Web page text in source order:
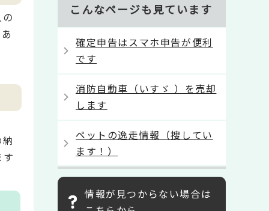
こんなページも見ています
確定申告はスマホ申告が便利
です
消防自動車（いすゞ ）を売却
します
ペットの逸走情報（捜してい
ます！）
情報が見つからない場合は